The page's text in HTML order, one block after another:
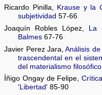
Ricardo Pinilla, Krause y la
subjetividad 57-66
Joaquín Robles López,
Balmes 67-76
Javier Perez Jara,Análisis
trascendental en el
del materialismo filosófico
Íñigo Ongay de Felipe,
'Libertad' 85-90